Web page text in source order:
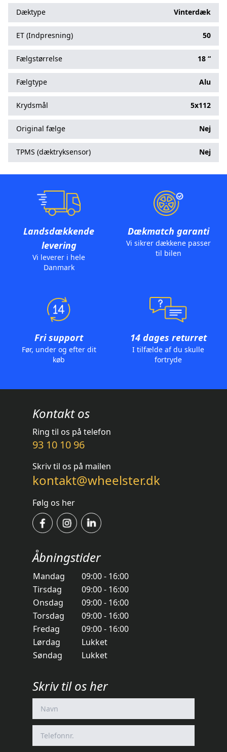
Dæktype Vinterdæk
ET (Indpresning) 50
Fælgstørrelse 18 “
Fælgtype Alu
Krydsmål 5x112
Original fælge Nej
TPMS (dæktryksensor) Nej
Landsdækkende
levering
Vi leverer i hele
Danmark
Dækmatch garanti
Vi sikrer dækkene passer
til bilen
Fri support
Før, under og efter dit
køb
14 dages returret
I tilfælde af du skulle
fortryde
Kontakt os
Ring til os på telefon
93 10 10 96
Skriv til os på mailen
kontakt@wheelster.dk
Følg os her
Åbningstider
Mandag
09:00 - 16:00
Tirsdag
09:00 - 16:00
Onsdag
09:00 - 16:00
Torsdag
09:00 - 16:00
Fredag
09:00 - 16:00
Lørdag
Lukket
Søndag
Lukket
Skriv til os her